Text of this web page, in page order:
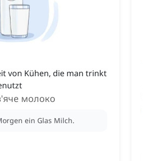
von Kühen, die man trinkt
молоко
ein Glas Milch.